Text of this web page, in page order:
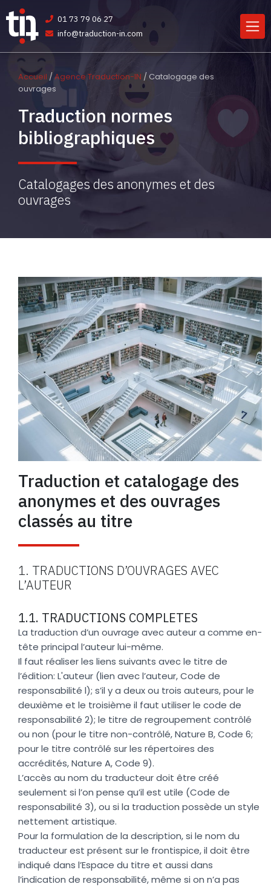
01 73 79 06 27
info@traduction-in.com
Accueil /Agence Traduction-IN / Catalogage des
ouvrages
Traduction normes
bibliographiques
Catalogages des anonymes et des
ouvrages
Traduction et catalogage des
anonymes et des ouvrages
classés au titre
1. TRADUCTIONS D’OUVRAGES AVEC
L’AUTEUR
1.1. TRADUCTIONS COMPLETES
La traduction d’un ouvrage avec auteur a comme en-
tête principal l’auteur lui-même.
Il faut réaliser les liens suivants avec le titre de
l’édition: L'auteur (lien avec l’auteur, Code de
responsabilité l); s’il y a deux ou trois auteurs, pour le
deuxième et le troisième il faut utiliser le code de
responsabilité 2); le titre de regroupement contrôlé
ou non (pour le titre non-contrôlé, Nature B, Code 6;
pour le titre contrôlé sur les répertoires des
accrédités, Nature A, Code 9).
L’accès au nom du traducteur doit être créé
seulement si l’on pense qu’il est utile (Code de
responsabilité 3), ou si la traduction possède un style
nettement artistique.
Pour la formulation de la description, si le nom du
traducteur est présent sur le frontispice, il doit être
indiqué dans l’Espace du titre et aussi dans
l’indication de responsabilité, même si on n’a pas